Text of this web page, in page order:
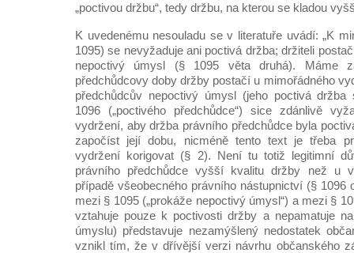
„poctivou držbu“, tedy držbu, na kterou se kladou
K uvedenému nesouladu se v literatuře uvádí: „K
1095) se nevyžaduje ani poctivá držba; držiteli
nepoctivý úmysl (§ 1095 věta druhá). Máme
předchůdcovy doby držby postačí u mimořádného
předchůdcův nepoctivý úmysl (jeho poctivá držba
1096 („poctivého předchůdce“) sice zdánlivě
vydržení, aby držba právního předchůdce byla
započíst její dobu, nicméně tento text je třeba
vydržení korigovat (§ 2). Není tu totiž legitimní
právního předchůdce vyšší kvalitu držby než u
případě všeobecného právního nástupnictví (§ 1096
mezi § 1095 („prokáže nepoctivý úmysl“) a mezi §
vztahuje pouze k poctivosti držby a nepamatuje
úmyslu) představuje nezamýšlený nedostatek
vznikl tím, že v dřívější verzi návrhu občanského